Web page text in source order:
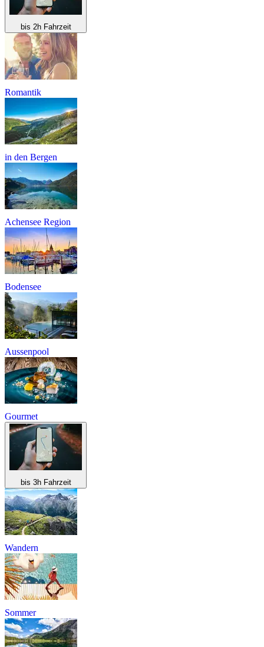
bis 2h Fahrzeit
Romantik
in den Bergen
Achensee Region
Bodensee
Aussenpool
Gourmet
bis 3h Fahrzeit
Wandern
Sommer